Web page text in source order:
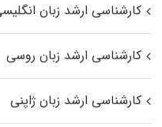
کارشناسی ارشد زبان
کارشناسی ارشد زبان روسی
کارشناسی ارشد زبان ژاپنی